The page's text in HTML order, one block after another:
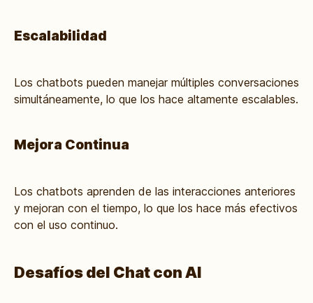
Escalabilidad
Los chatbots pueden manejar múltiples conversaciones
simultáneamente, lo que los hace altamente escalables.
Mejora Continua
Los chatbots aprenden de las interacciones anteriores
y mejoran con el tiempo, lo que los hace más efectivos
con el uso continuo.
Desafíos del Chat con AI